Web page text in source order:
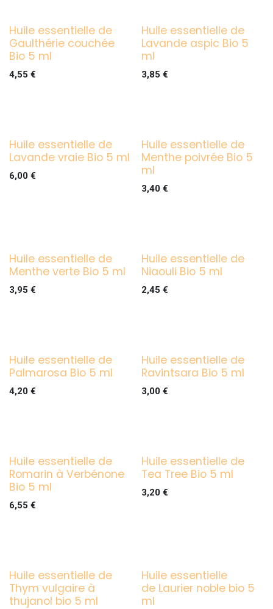
Huile essentielle de
Gaulthérie couchée
Bio 5 ml
4,55 €
Huile essentielle de
Lavande aspic Bio 5
ml
3,85 €
Huile essentielle de
Lavande vraie Bio 5 ml
6,00 €
Huile essentielle de
Menthe poivrée Bio 5
ml
3,40€
Huile essentielle de
Menthe verte Bio 5 ml
3,95 €
Huile essentielle de
Niaouli Bio 5 ml
2,45 €
Huile essentielle de
Palmarosa Bio 5 ml
4,20 €
Huile essentielle de
Ravintsara Bio 5 ml
3,00€
Huile essentielle de
Romarin à Verbénone
Bio 5 ml
6,55 €
Huile essentielle de
Tea Tree Bio 5 ml
3,20€
Huile essentielle de
Thym vulgaire à
thujanol bio 5 ml
Huile essentielle
de Laurier noble bio 5
ml